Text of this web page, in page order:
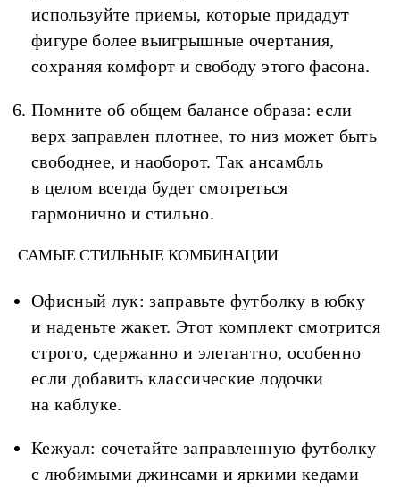
используйте приемы, которые придадут
фигуре более выигрышные очертания,
сохраняя комфорт и свободу этого фасона.
Помните об общем балансе образа: если
верх заправлен плотнее, то низ может быть
свободнее, и наоборот. Так ансамбль
в целом всегда будет смотреться
гармонично и стильно.
САМЫЕ СТИЛЬНЫЕ КОМБИНАЦИИ
Офисный лук: заправьте футболку в юбку
и наденьте жакет. Этот комплект смотрится
строго, сдержанно и элегантно, особенно
если добавить классические лодочки
на каблуке.
Кежуал: сочетайте заправленную футболку
с любимыми джинсами и яркими кедами